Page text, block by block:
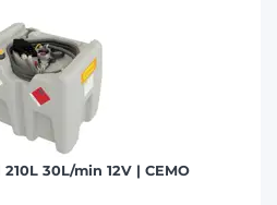
30L/min 12V | CEMO